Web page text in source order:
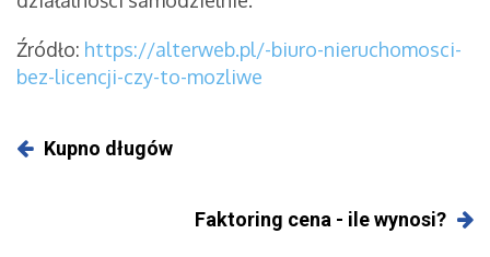
Źródło: https://alterweb.pl/-biuro-nieruchomosci-
bez-licencji-czy-to-mozliwe
Kupno długów
Faktoring cena - ile wynosi?